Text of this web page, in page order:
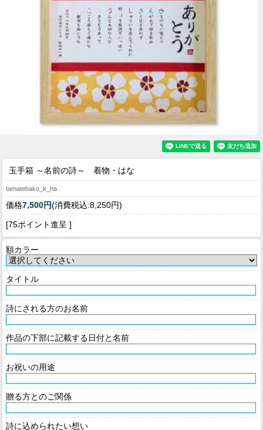
玉手箱 ～名前の詩～ 着物・はな
tamatebako_k_ha
価格7,500円(消費税込:8,250円)
[75ポイント進呈 ]
額カラー
タイトル
詩にされる方のお名前
作品の下部に記載する日付と名前
お祝いの用途
贈る方とのご関係
詩に込められたい想い